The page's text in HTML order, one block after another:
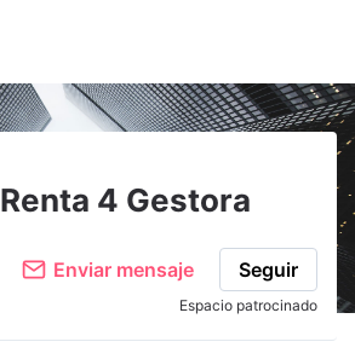
Adjuntar imagen Comentar
Renta 4 Gestora
Enviar mensaje Seguir
Espacio patrocinado